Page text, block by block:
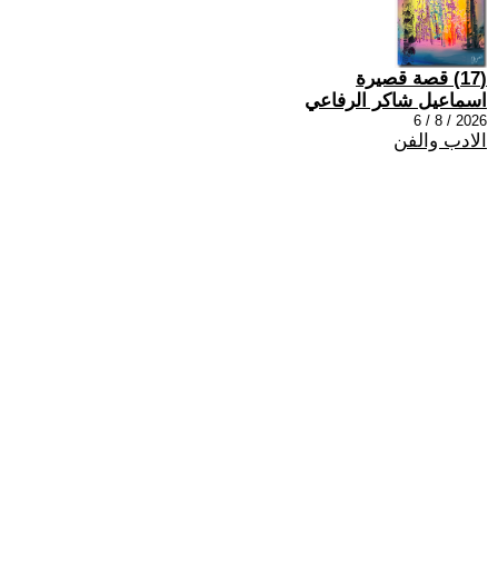
(17) قصة قصيرة
اسماعيل شاكر الرفاعي
2026 / 8 / 6
الادب والفن